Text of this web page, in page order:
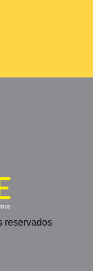
reservados